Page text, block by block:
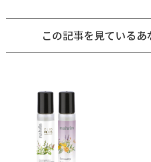
この記事を見ている